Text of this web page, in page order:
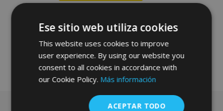
a la
Lista
de
Ese sitio web utiliza cookies
This website uses cookies to improve
user experience. By using our website you
consent to all cookies in accordance with
our Cookie Policy. Más información
ACEPTAR TODO